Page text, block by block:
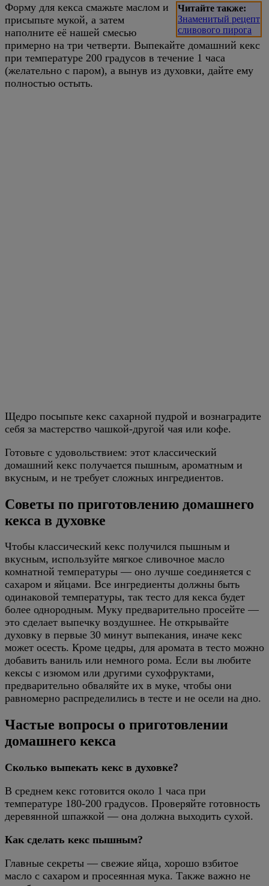
Читайте также:
Знаменитый рецепт
сливового пирога
Форму для кекса смажьте маслом и
присыпьте мукой, а затем
наполните её нашей смесью
примерно на три четверти. Выпекайте домашний кекс
при температуре 200 градусов в течение 1 часа
(желательно с паром), а вынув из духовки, дайте ему
полностью остыть.
Щедро посыпьте кекс сахарной пудрой и вознаградите
себя за мастерство чашкой-другой чая или кофе.
Готовьте с удовольствием: этот классический
домашний кекс получается пышным, ароматным и
вкусным, и не требует сложных ингредиентов.
Советы по приготовлению домашнего
кекса в духовке
Чтобы классический кекс получился пышным и
вкусным, используйте мягкое сливочное масло
комнатной температуры — оно лучше соединяется с
сахаром и яйцами. Все ингредиенты должны быть
одинаковой температуры, так тесто для кекса будет
более однородным. Муку предварительно просейте —
это сделает выпечку воздушнее. Не открывайте
духовку в первые 30 минут выпекания, иначе кекс
может осесть. Кроме цедры, для аромата в тесто можно
добавить ваниль или немного рома. Если вы любите
кексы с изюмом или другими сухофруктами,
предварительно обваляйте их в муке, чтобы они
равномерно распределились в тесте и не осели на дно.
Частые вопросы о приготовлении
домашнего кекса
Сколько выпекать кекс в духовке?
В среднем кекс готовится около 1 часа при
температуре 180-200 градусов. Проверяйте готовность
деревянной шпажкой — она должна выходить сухой.
Как сделать кекс пышным?
Главные секреты — свежие яйца, хорошо взбитое
масло с сахаром и просеянная мука. Также важно не